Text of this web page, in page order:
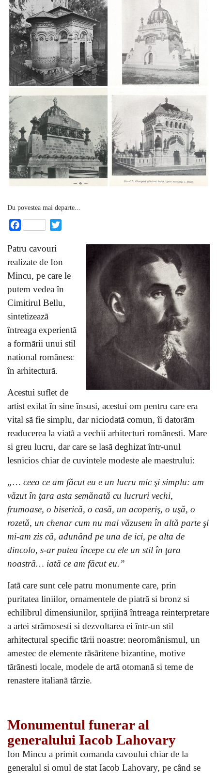
Du povestea mai departe...
Facebook
Patru cavouri
realizate de Ion
Mincu, pe care le
putem vedea în
Cimitirul Bellu,
sintetizeazã
întreaga experientã
a formãrii unui stil
national românesc
în arhitecturã.
Acestui suflet de
artist exilat în sine însusi, acestui om pentru care era
vital sã fie simplu, dar niciodatã comun, îi datorãm
readucerea la viatã a vechii arhitecturi românesti. Mare
si greu lucru, dar care se lasã deghizat într-unul
lesnicios chiar de cuvintele modeste ale maestrului:
„… ceea ce am făcut eu e un lucru mic şi simplu: am
văzut în ţara asta semănată cu lucruri vechi,
frumoase, o biserică, o casă, un acoperiş, o uşă, o
rozetă, un chenar cum nu mai văzusem în altă parte şi
mi-am zis că, adunând pe una de ici, pe alta de
dincolo, s-ar putea începe cu ele un stil în ţara
noastră… iată ce am făcut eu.”
Iatã care sunt cele patru monumente care, prin
puritatea liniilor, ornamentele de piatrã si bronz si
echilibrul dimensiunilor, sprijinã întreaga reinterpretare
a artei strãmosesti si dezvoltarea ei într-un stil
arhitectural specific tãrii noastre: neoromânismul, un
amestec de elemente rãsãritene bizantine, motive
tãrãnesti locale, modele de artã otomanã si teme de
renastere italianã târzie.
Monumentul funerar al
generalului Iacob Lahovary
Ion Mincu a primit comanda cavoului chiar de la
generalul si omul de stat Iacob Lahovary, pe când se